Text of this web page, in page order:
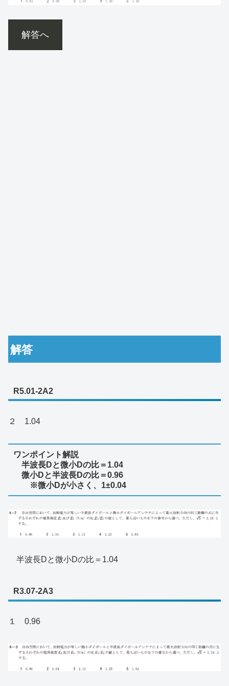
解答へ
解答
R5.01-2A2
２ 1.04
ワンポイント解説
半波長Dと微小Dの比＝1.04
微小Dと半波長Dの比＝0.96
※微小Dが小さく、1±0.04
半波長Dと微小Dの比＝1.04
R3.07-2A3
１ 0.96